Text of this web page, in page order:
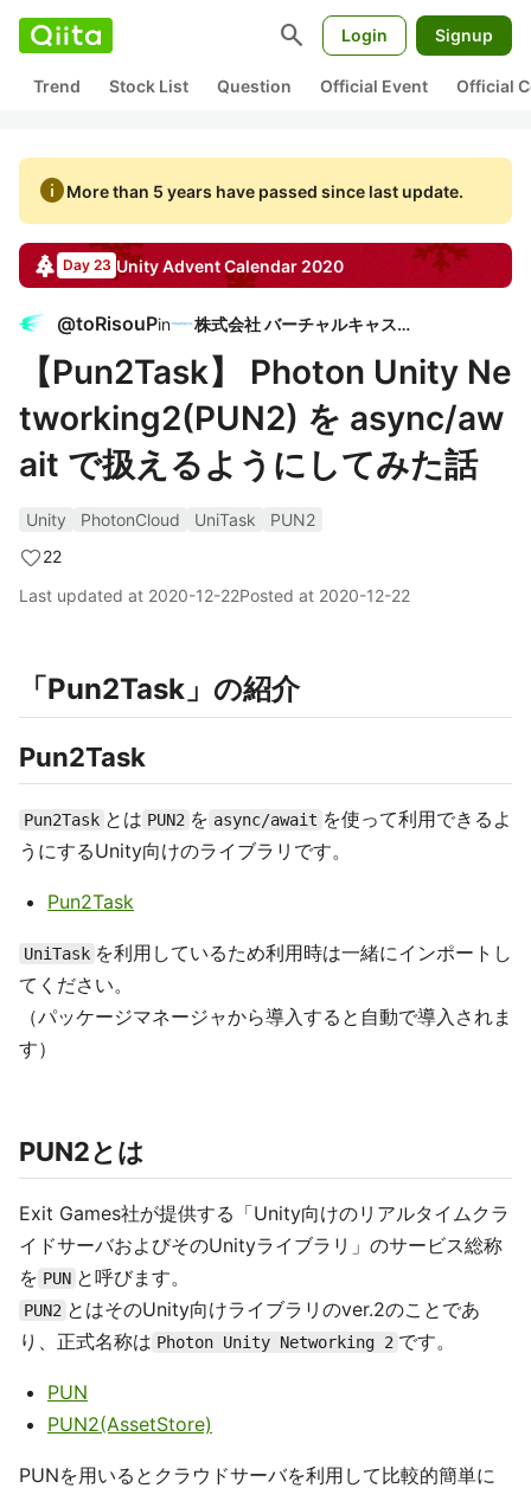
search Login Signup
Trend Stock List Question Official Event Official
infoMore than 5 years have passed since last update.
Day 23 UnityAdvent Calendar 2020
@toRisouPin 株式会社 バーチャルキャスト
【Pun2Task】 Photon Unity Ne
tworking2(PUN2) を async/aw
ait で扱えるようにしてみた話
Unity PhotonCloud UniTask
PUN2
22
Last updated at 2020-12-22Posted at 2020-12-22
「Pun2Task」の紹介
Pun2Task
Pun2Task とは PUN2 を async/await を使って利用できるよ
うにするUnity向けのライブラリです。
Pun2Task
UniTask を利用しているため利用時は一緒にインポートし
てください。
（パッケージマネージャから導入すると自動で導入されま
す）
PUN2とは
Exit Games社が提供する「Unity向けのリアルタイムクラ
イドサーバおよびそのUnityライブラリ」のサービス総称
を PUN と呼びます。
PUN2 とはそのUnity向けライブラリのver.2のことであ
り、正式名称は Photon Unity Networking 2 です。
PUN
PUN2(AssetStore)
PUNを用いるとクラウドサーバを利用して比較的簡単に